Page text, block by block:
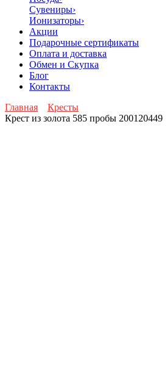
Сувениры›
Ионизаторы›
Акции
Подарочные сертификаты
Оплата и доставка
Обмен и Скупка
Блог
Контакты
Главная
Кресты
Крест из золота 585 пробы 200120449